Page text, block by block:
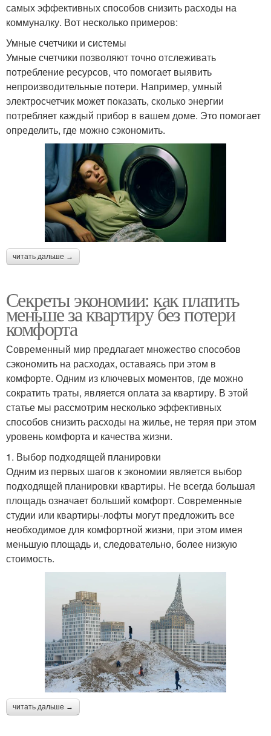
самых эффективных способов снизить расходы на
коммуналку. Вот несколько примеров:
Умные счетчики и системы
Умные счетчики позволяют точно отслеживать
потребление ресурсов, что помогает выявить
непроизводительные потери. Например, умный
электросчетчик может показать, сколько энергии
потребляет каждый прибор в вашем доме. Это помогает
определить, где можно сэкономить.
читать дальше →
Секреты экономии: как платить
меньше за квартиру без потери
комфорта
Современный мир предлагает множество способов
сэкономить на расходах, оставаясь при этом в
комфорте. Одним из ключевых моментов, где можно
сократить траты, является оплата за квартиру. В этой
статье мы рассмотрим несколько эффективных
способов снизить расходы на жилье, не теряя при этом
уровень комфорта и качества жизни.
1. Выбор подходящей планировки
Одним из первых шагов к экономии является выбор
подходящей планировки квартиры. Не всегда большая
площадь означает больший комфорт. Современные
студии или квартиры-лофты могут предложить все
необходимое для комфортной жизни, при этом имея
меньшую площадь и, следовательно, более низкую
стоимость.
читать дальше →